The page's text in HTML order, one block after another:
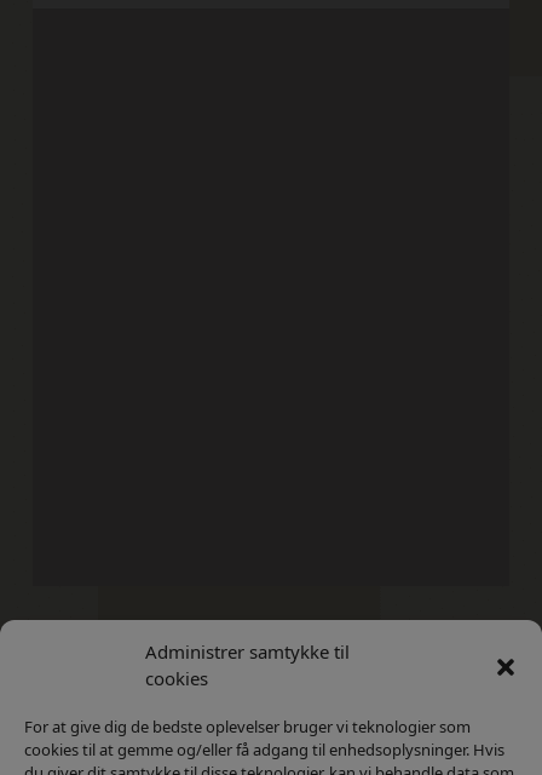
Administrer samtykke til
cookies
For at give dig de bedste oplevelser bruger vi teknologier som
cookies til at gemme og/eller få adgang til enhedsoplysninger. Hvis
Kontakt